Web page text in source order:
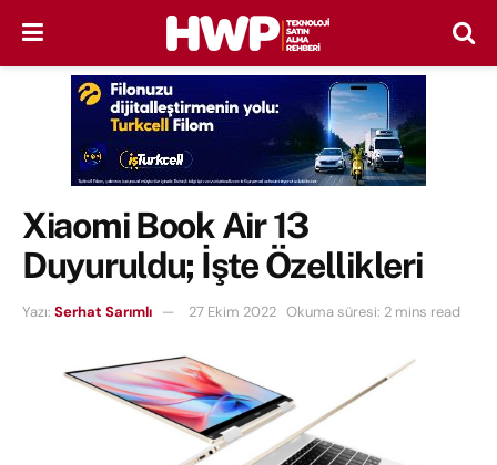
Xiaomi Book Air 13
Duyuruldu; İşte Özellikleri
Yazı: Serhat Sarımlı 27 Ekim 2022 Okuma süresi: 2 mins read